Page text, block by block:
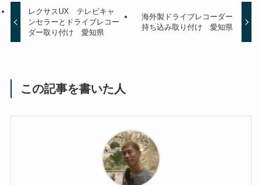
レクサスUX テレビキャ
ンセラーとドライブレコー
ダー取り付け 愛知県
海外製ドライブレコーダー
持ち込み取り付け 愛知県
この記事を書いた人